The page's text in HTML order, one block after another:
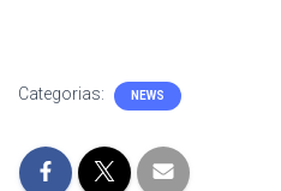
Categorias: NEWS